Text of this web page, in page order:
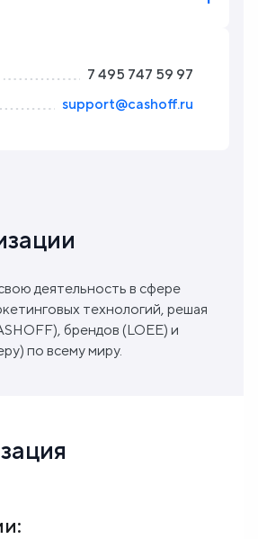
7 495 747 59 97
support@cashoff.ru
деятельность в сфере
технологий, решая
брендов (LOEE) и
по всему миру.